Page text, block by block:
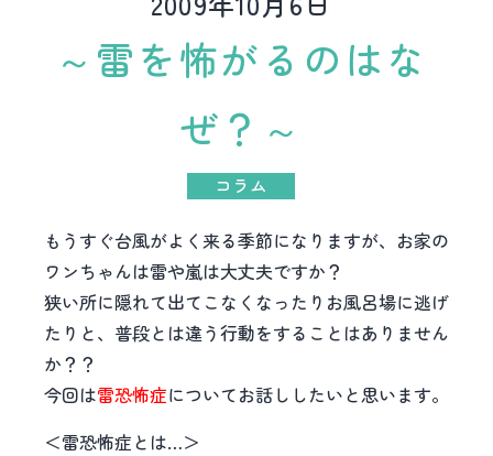
～雷を怖がるのはな
ぜ？～
コラム
もうすぐ台風がよく来る季節になりますが、お家の
ワンちゃんは雷や嵐は大丈夫ですか？
狭い所に隠れて出てこなくなったりお風呂場に逃げ
たりと、普段とは違う行動をすることはありません
か？？
今回は雷恐怖症についてお話ししたいと思います。
＜雷恐怖症とは…＞